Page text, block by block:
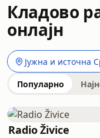
Кладово
онлајн
Јужна и источна
Популарно
Radio Živice